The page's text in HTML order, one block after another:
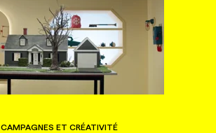
CAMPAGNES ET CRÉATIVITÉ